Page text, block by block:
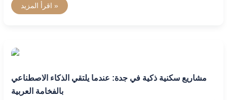
اقرأ المزيد »
مشاريع سكنية ذكية في جدة: عندما يلتقي الذكاء الاصطناعي
بالفخامة العربية
جدة:
عندما
يلتقي